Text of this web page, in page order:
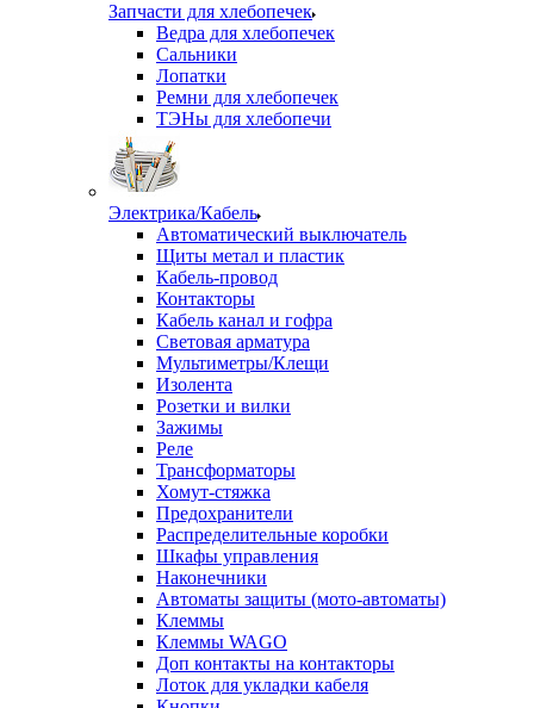
Запчасти для хлебопечек
Ведра для хлебопечек
Сальники
Лопатки
Ремни для хлебопечек
ТЭНы для хлебопечи
Электрика/Кабель
Автоматический выключатель
Щиты метал и пластик
Кабель-провод
Контакторы
Кабель канал и гофра
Световая арматура
Мультиметры/Клещи
Изолента
Розетки и вилки
Зажимы
Реле
Трансформаторы
Хомут-стяжка
Предохранители
Распределительные коробки
Шкафы управления
Наконечники
Автоматы защиты (мото-автоматы)
Клеммы
Клеммы WAGO
Доп контакты на контакторы
Лоток для укладки кабеля